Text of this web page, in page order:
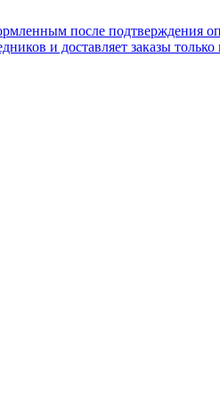
после подтверждения
и доставляет заказы